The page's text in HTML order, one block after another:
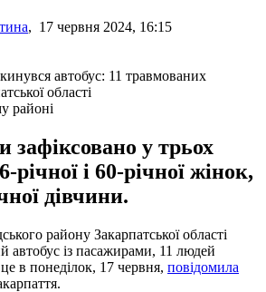
, 17 червня 2024, 16:15
області
районі
зафіксовано у трьох
річної і 60-річної жінок,
дівчини.
району Закарпатської області
автобус із пасажирами, 11 людей
в понеділок, 17 червня, повідомила